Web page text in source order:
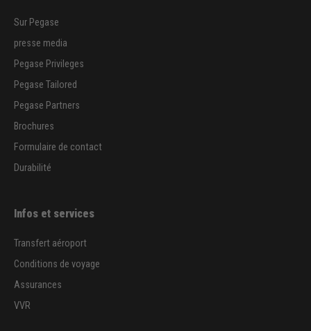
Sur Pegase
presse media
Pegase Privileges
Pegase Tailored
Pegase Partners
Brochures
Formulaire de contact
Durabilité
Infos et services
Transfert aéroport
Conditions de voyage
Assurances
VVR